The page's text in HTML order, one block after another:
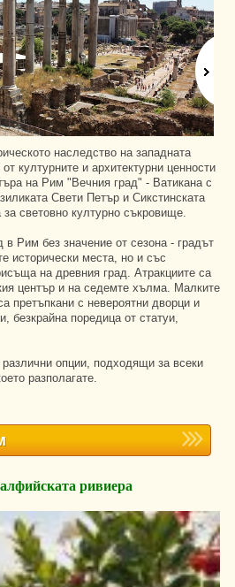
наследство на западната
културните и архитектурни ценности
на Рим "Вечния град" - Ватикана с
Свети Петър и Сикстинската
световно културно съкровище.
в Рим без значение от сезона - градът
исторически места, но и със
на древния град. Атракциите са
център и на седемте хълма. Малките
претъпкани с невероятни дворци и
безкрайна поредица от статуи,
опции, подходящи за всеки
разполагате.
ривиера